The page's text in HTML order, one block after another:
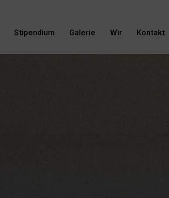
Stipendium Galerie Wir Kontakt